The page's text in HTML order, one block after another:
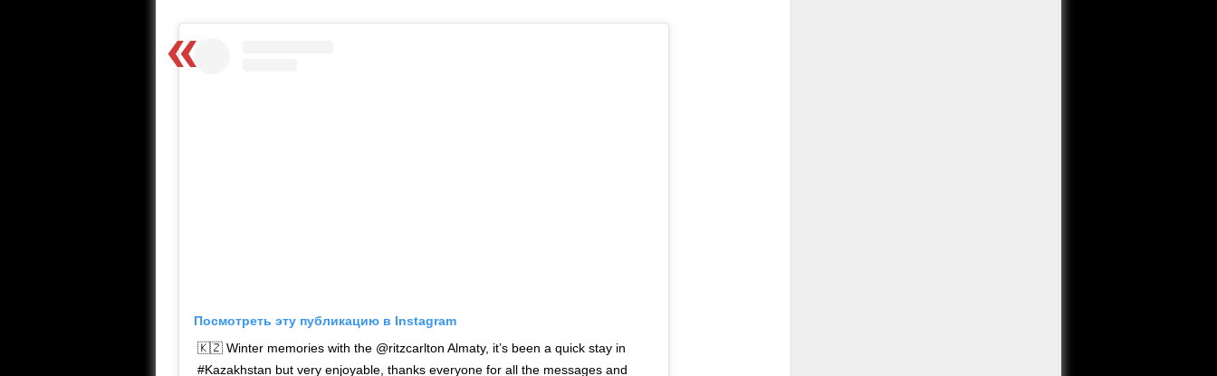
Посмотреть эту публикацию в Instagram
🇰🇿 Winter memories with the @ritzcarlton Almaty, it’s been a quick stay in
#Kazakhstan but very enjoyable, thanks everyone for all the messages and